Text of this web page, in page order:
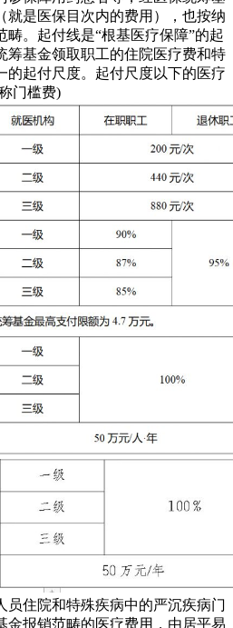
就是医保目次内的费用），也按纳
畴。起付线是“根基医疗保障”的起
筹基金领取职工的住院医疗费和特
的起付尺度。起付尺度以下的医疗
门槛费)
员住院和特殊疾病中的严沉疾病门
金报销范畴的医疗费用，由居平易